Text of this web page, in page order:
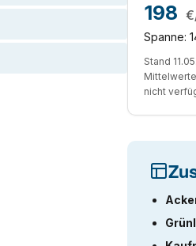
198
Spanne:
Stand
nicht